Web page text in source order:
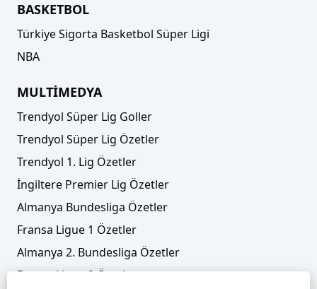
BASKETBOL
Türkiye Sigorta Basketbol Süper Ligi
NBA
MULTİMEDYA
Trendyol Süper Lig Goller
Trendyol Süper Lig Özetler
Trendyol 1. Lig Özetler
İngiltere Premier Lig Özetler
Almanya Bundesliga Özetler
Fransa Ligue 1 Özetler
Almanya 2. Bundesliga Özetler
Fransa Ligue 2 Özetler